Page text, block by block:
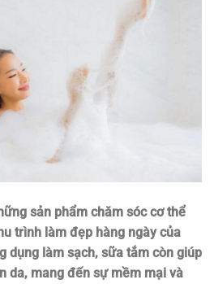
sản phẩm chăm sóc cơ thể
trình làm đẹp hàng ngày của
dụng làm sạch, sữa tắm còn giúp
da, mang đến sự mềm mại và